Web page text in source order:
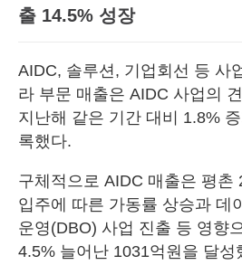
출 14.5% 성장
AIDC, 솔루션, 기업회선 등 사
라 부문 매출은 AIDC 사업의
지난해 같은 기간 대비 1.8%
록했다.
구체적으로 AIDC 매출은 평촌
입주에 따른 가동률 상승과 데
운영(DBO) 사업 진출 등 영향
4.5% 늘어난 1031억원을 달성